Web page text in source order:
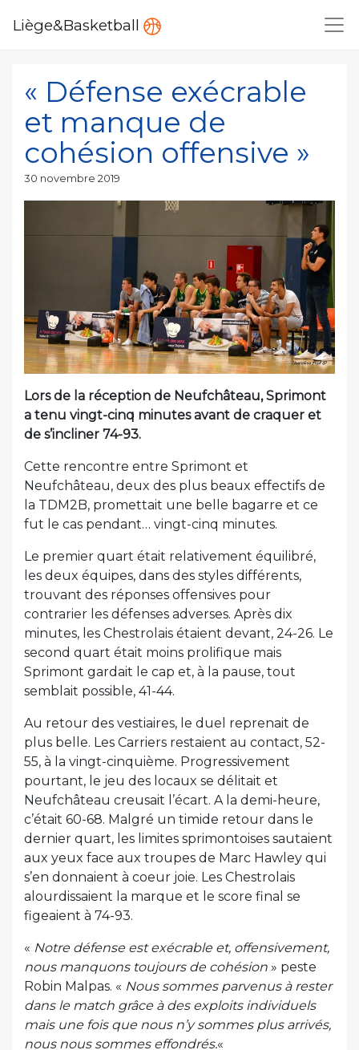
Liège&Basketball
« Défense exécrable
et manque de
cohésion offensive »
Publié
30 novembre 2019
Lors de la réception de Neufchâteau, Sprimont
a tenu vingt-cinq minutes avant de craquer et
de s’incliner 74-93.
Cette rencontre entre Sprimont et
Neufchâteau, deux des plus beaux effectifs de
la TDM2B, promettait une belle bagarre et ce
fut le cas pendant… vingt-cinq minutes.
Le premier quart était relativement équilibré,
les deux équipes, dans des styles différents,
trouvant des réponses offensives pour
contrarier les défenses adverses. Après dix
minutes, les Chestrolais étaient devant, 24-26. Le
second quart était moins prolifique mais
Sprimont gardait le cap et, à la pause, tout
semblait possible, 41-44.
Au retour des vestiaires, le duel reprenait de
plus belle. Les Carriers restaient au contact, 52-
55, à la vingt-cinquième. Progressivement
pourtant, le jeu des locaux se délitait et
Neufchâteau creusait l’écart. A la demi-heure,
c’était 60-68. Malgré un timide retour dans le
dernier quart, les limites sprimontoises sautaient
aux yeux face aux troupes de Marc Hawley qui
s’en donnaient à coeur joie. Les Chestrolais
alourdissaient la marque et le score final se
figeaient à 74-93.
« Notre défense est exécrable et, offensivement,
nous manquons toujours de cohésion » peste
Robin Malpas. « Nous sommes parvenus à rester
dans le match grâce à des exploits individuels
mais une fois que nous n’y sommes plus arrivés,
nous nous sommes effondrés.«